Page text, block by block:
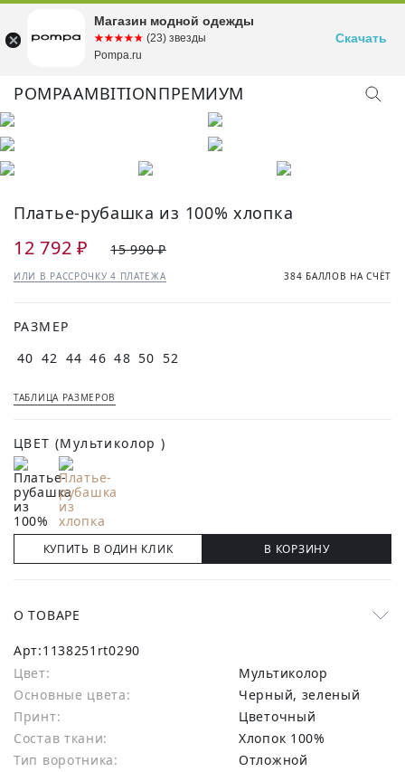
POMPAAMBITIONПРЕМИУМ
Платье-рубашка из 100% хлопка
12 792 ₽ 15 990 ₽
ИЛИ В РАССРОЧКУ 4 ПЛАТЕЖА 384 БАЛЛОВ НА СЧЁТ
РАЗМЕР
40 42 44 46 48 50 52
ТАБЛИЦА РАЗМЕРОВ
ЦВЕТ (Мультиколор )
КУПИТЬ В ОДИН КЛИК В КОРЗИНУ
О ТОВАРЕ
Арт:1138251rt0290
Цвет:
Мультиколор
Основные цвета:
черный, зеленый
Принт:
Цветочный
Состав ткани:
хлопок 100%
Тип воротника:
Отложной
Магазин модной одежды
☆☆☆☆☆
★★★★★ (23) звезды
Pompa.ru
Скачать